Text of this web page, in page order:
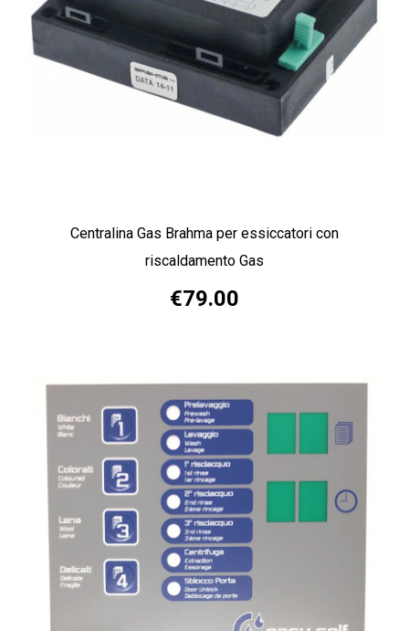
Centralina Gas Brahma per essiccatori con
riscaldamento Gas
€79.00